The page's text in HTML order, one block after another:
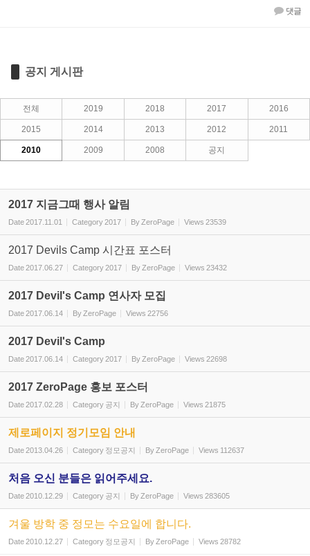
댓글
공지 게시판
전체 2019 2018 2017 2016
2015 2014 2013 2012 2011
2010 2009 2008 공지
2017 지금그때 행사 알림
Date2017.11.01 Category2017 By ZeroPage Views 23539
2017 Devils Camp 시간표 포스터
Date2017.06.27 Category2017 By ZeroPage Views 23432
2017 Devil's Camp 연사자 모집
Date2017.06.14 By ZeroPage Views 22756
2017 Devil's Camp
Date2017.06.14 Category2017 By ZeroPage Views 22698
2017 ZeroPage 홍보 포스터
Date2017.02.28 Category 공지 By ZeroPage Views 21875
제로페이지 정기모임 안내
Date2013.04.26 Category 정모공지 By ZeroPage Views 112637
처음 오신 분들은 읽어주세요.
Date2010.12.29 Category 공지 By ZeroPage Views 283605
겨울 방학 중 정모는 수요일에 합니다.
Date2010.12.27 Category 정모공지 By ZeroPage Views 28782